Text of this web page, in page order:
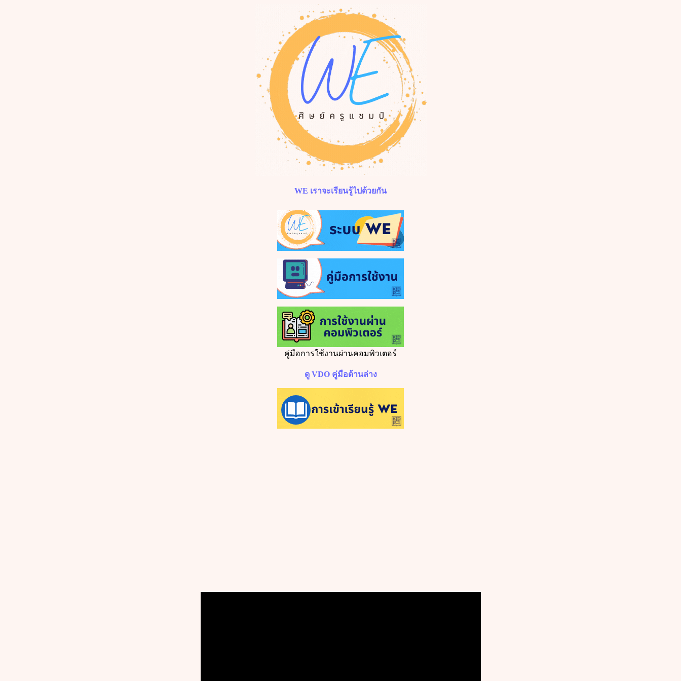
WE เราจะเรียนรู้ไปด้วยกัน
คู่มือการใช้งานผ่านคอมพิวเตอร์
ดู VDO คู่มือด้านล่าง